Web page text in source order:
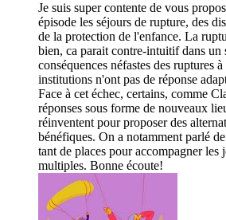
Je suis super contente de vous
épisode les séjours de rupture, des
de la protection de l'enfance. La
bien, ca parait contre-intuitif dans un
conséquences néfastes des ruptures
institutions n'ont pas de réponse
Face à cet échec, certains, comme
réponses sous forme de nouveaux
réinventent pour proposer des
bénéfiques. On a notamment parlé
tant de places pour accompagner les
multiples. Bonne écoute!